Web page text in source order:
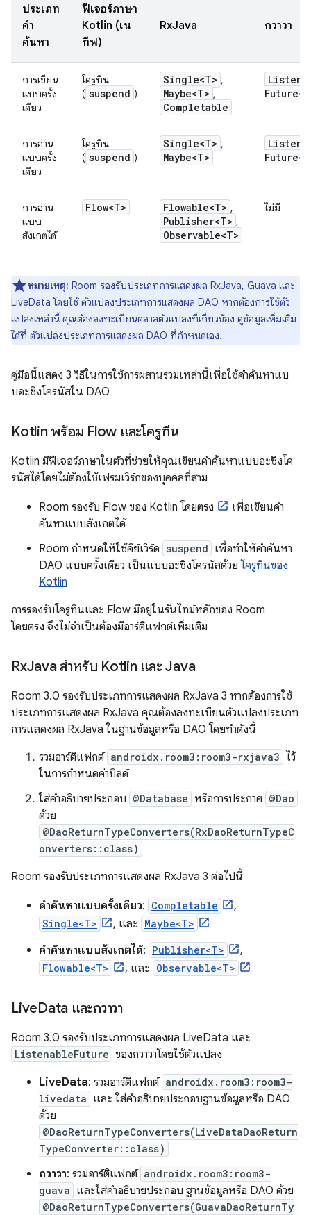
ประเภท
คำ
ค้นหา
ฟีเจอร์ภาษา
Kotlin (เน
ทีฟ)
RxJava กวาวา
การเขียน
แบบครั้ง
เดียว
โครูทีน
( suspend )
Single<T> ,
Maybe<T> ,
Completable
การอ่าน
แบบครั้ง
เดียว
โครูทีน
( suspend )
Single<T> ,
Maybe<T>
การอ่าน
แบบ
สังเกตได้
Flow<T> Flowable<T> ,
Publisher<T> ,
Observable<T>
ไม่มี
หมายเหตุ: Room รองรับประเภทการแสดงผล RxJava, Guava และ
LiveData โดยใช้ ตัวแปลงประเภทการแสดงผล DAO หากต้องการใช้ตัว
แปลงเหล่านี้ คุณต้องลงทะเบียนคลาสตัวแปลงที่เกี่ยวข้อง ดูข้อมูลเพิ่มเติม
ได้ที่ ตัวแปลงประเภทการแสดงผล DAO ที่กำหนดเอง.
คู่มือนี้แสดง 3 วิธีในการใช้การผสานรวมเหล่านี้เพื่อใช้คำค้นหาแบ
บอะซิงโครนัสใน DAO
Kotlin พร้อม Flow และโครูทีน
Kotlin มีฟีเจอร์ภาษาในตัวที่ช่วยให้คุณเขียนคำค้นหาแบบอะซิงโค
รนัสได้โดยไม่ต้องใช้เฟรมเวิร์กของบุคคลที่สาม
Room รองรับ Flow ของ Kotlin โดยตรง
เพื่อเขียนคำ
ค้นหาแบบสังเกตได้
Room กำหนดให้ใช้คีย์เวิร์ด suspend เพื่อทำให้คำค้นหา
DAO แบบครั้งเดียว เป็นแบบอะซิงโครนัสด้วย โครูทีนของ
Kotlin
การรองรับโครูทีนและ Flow มีอยู่ในรันไทม์หลักของ Room
โดยตรง จึงไม่จำเป็นต้องมีอาร์ติแฟกต์เพิ่มเติม
RxJava สำหรับ Kotlin และ Java
Room 3.0 รองรับประเภทการแสดงผล RxJava 3 หากต้องการใช้
ประเภทการแสดงผล RxJava คุณต้องลงทะเบียนตัวแปลงประเภท
การแสดงผล RxJava ในฐานข้อมูลหรือ DAO โดยทำดังนี้
รวมอาร์ติแฟกต์ androidx.room3:room3-rxjava3 ไว้
ในการกำหนดค่าบิลด์
ใส่คำอธิบายประกอบ @Database หรือการประกาศ @Dao
ด้วย
@DaoReturnTypeConverters(RxDaoReturnTypeC
onverters::class)
Room รองรับประเภทการแสดงผล RxJava 3 ต่อไปนี้
คำค้นหาแบบครั้งเดียว: Completable ,
Single<T> , และ Maybe<T>
คำค้นหาแบบสังเกตได้: Publisher<T> ,
Flowable<T> , และ Observable<T>
LiveData และกวาวา
Room 3.0 รองรับประเภทการแสดงผล LiveData และ
ListenableFuture ของกวาวาโดยใช้ตัวแปลง
LiveData: รวมอาร์ติแฟกต์ androidx.room3:room3-
livedata และ ใส่คำอธิบายประกอบฐานข้อมูลหรือ DAO
ด้วย
@DaoReturnTypeConverters(LiveDataDaoReturn
TypeConverter::class)
กวาวา: รวมอาร์ติแฟกต์ androidx.room3:room3-
guava และใส่คำอธิบายประกอบ ฐานข้อมูลหรือ DAO ด้วย
@DaoReturnTypeConverters(GuavaDaoReturnTy